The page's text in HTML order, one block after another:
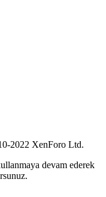
2022 XenForo Ltd.
devam ederek